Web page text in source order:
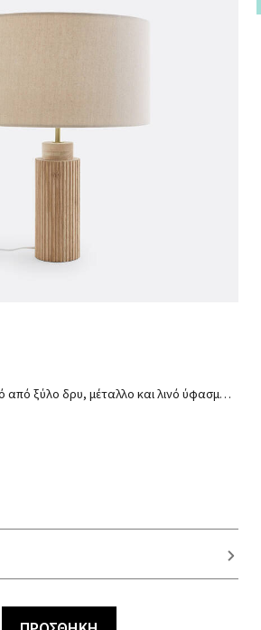
Επιτραπέζιο φωτιστικό από ξύλο δρυ, μέταλλο και λινό ύφασμα, Idna